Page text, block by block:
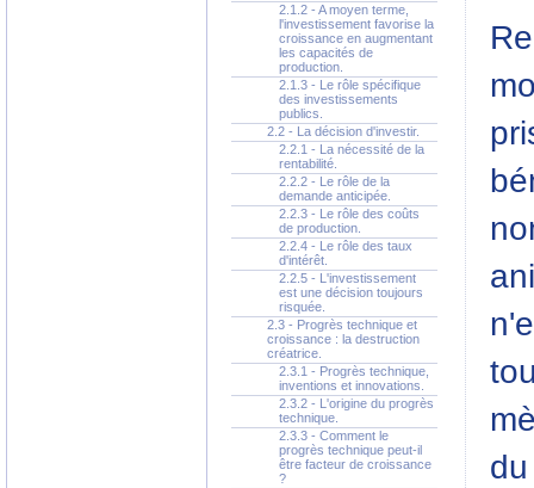
2.1.2 - A moyen terme,
l'investissement favorise la
croissance en augmentant
les capacités de
production.
2.1.3 - Le rôle spécifique
des investissements
publics.
2.2 - La décision d'investir.
2.2.1 - La nécessité de la
rentabilité.
2.2.2 - Le rôle de la
demande anticipée.
2.2.3 - Le rôle des coûts
de production.
2.2.4 - Le rôle des taux
d'intérêt.
2.2.5 - L'investissement
est une décision toujours
risquée.
2.3 - Progrès technique et
croissance : la destruction
créatrice.
2.3.1 - Progrès technique,
inventions et innovations.
2.3.2 - L'origine du progrès
technique.
2.3.3 - Comment le
progrès technique peut-il
être facteur de croissance
?